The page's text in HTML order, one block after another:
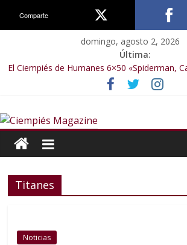
domingo, agosto 2, 2026
Última:
El Ciempiés de Humanes 6×50 «Spiderman,
final de la sexta temporada»
El Ciempiés de Humanes 6×49 «Kiritaaaaa»
El Ciempiés de Humanes 6×47 «De nada por
El Ciempiés de Humanes 6×46 «Ciudadano
Titanes
Noticias
Comparte